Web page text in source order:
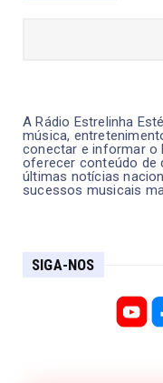
A Rádio Estrelinha
música,
conectar e informar o
oferecer conteúdo de
últimas notícias
sucessos musicais
SIGA-NOS